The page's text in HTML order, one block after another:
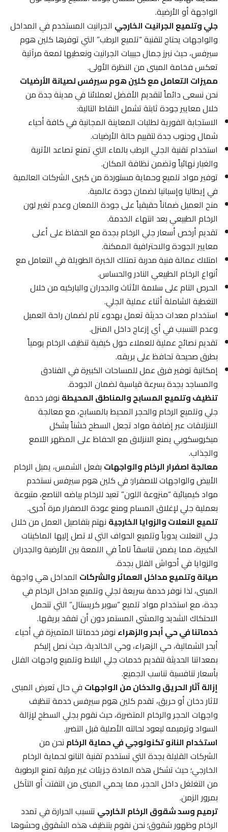
الواجهة أو الأرضية.
جلي وتلميع الجرانيت الخارجيالجرانيت المستخدم في المداخل
والواجهات يحتاج لتقنية “تلميع الرطب” التي توفرها كلين هوم
سيرفس، حيث نبرز جمال حبيبات الجرانيت ونعطيها لمعة مرآتية
تعكس فخامة المبنى من النظرة الأولى.
مميزات التعامل مع كلين هوم سيرفس لصيانة الأرضيات
نحن نسعى دائماً لتقديم الأفضل لعملائنا في مدينة جدة من
خلال معايير جودة ثابتة تشمل النقاط التالية:
الاستجابة الفورية لطلبات المعاينة المجانية في كافة أحياء
شمال وجنوب جدة لتقييم حالة الأرضيات.
استخدام تقنية الجلي الرطب بالماء التي تمنع تصاعد الأتربة
والغبار نهائياً وتضمن نظافة المكان.
توفير مواد تلميع وحماية مستوردة من كبرى الشركات العالمية
في إيطاليا وإسبانيا لضمان جودة عالمية.
منح العميل ضماناً حقيقياً على جودة اللمعان وعدم تغير لون
الرخام الطبيعي بعد انتهاء الخدمة.
تقديم أرخص أسعار جلي الرخام بجدة مع الحفاظ على أعلى
معايير الجودة والاحترافية الممكنة.
امتلاك عمالة فنية مدربة تمتلك الخبرة الطويلة في التعامل مع
أنواع الرخام الطبيعي النادر والحساس.
الحرص التام على سلامة الأثاث والجدران والباركيه من خلال
التغطية الشاملة أثناء عملية الجلي.
استخدام معدات حديثة تعمل بهدوء تام لضمان راحة العميل
وعدم التسبب في أي إزعاج داخل المنزل.
تقديم نصائح عملية للعملاء حول كيفية تنظيف الرخام يومياً
بطرق صحيحة تحافظ على بريقه.
إمكانية توفير فرق عمل للمساحات الكبيرة في الفنادق
والمساجد بجدة بسرعة قياسية لضمان الجودة.
تنظيف وتلميع المسابح والمناطق المحيطةنوفر خدمة
جلي وتلميع الرخام والحجر المحيط بالمسابح، مع معالجة
الانزلاقات عبر إضافة مواد تجعل السطح خشناً بشكل
ميكروسكوبي يمنع الانزلاق مع الحفاظ على المظهر اللامع
والجذاب.
معالجة اصفرار الرخام والواجهاتبفعل الشمس، يميل الرخام
الأبيض والواجهات للاصفرار؛ في كلين هوم سيرفس نستخدم
مواد كيميائية “منزوعة اللون” تعيد للرخام بياضه الناصع، متبوعة
بعملية جلي لإغلاق المسام ومنع عودة الاصفرار مرة أخرى.
تلميع النعلات والزوايا الخارجيةنهتم بتفاصيل العمل من خلال
جلي النعلات يدوياً وتلميع الحواف التي لا تصل إليها الماكينات
الكبيرة، مما يضمن تناسقاً تاماً في اللمعة بين الأرضية والجدران
والزوايا في أحواش الفلل بجدة.
صيانة وتلميع مداخل العمائر والشركاتالمداخل هي واجهة
المبنى، لذا نوفر خدمة سريعة لجلي وتلميع مداخل الرخام في
جدة، مع استخدام مواد تلميع “سوبر كريستال” التي تتحمل
الاحتكاك الشديد والمشي المستمر دون أن تفقد بريقها.
خدماتنا في حي أبحر والزهراءنوفر خدماتنا المتميزة في أحياء
أبحر الشمالية، حي الزهراء، وحي الخالدية، حيث نصل إليكم
بمعداتنا الحديثة لتقديم خدمات جلي البلاط وتلميع واجهات الفلل
بأسعار تنافسية تناسب الجميع.
إزالة آثار الحريق والدخان من الواجهاتفي حال تعرض المبنى
لآثار دخان أو حريق، تقدم كلين هوم سيرفس خدمة تنظيف
واجهات الحجر والرخام المتضررة، حيث نقوم بجلي السطح لإزالة
السواد وترميمه ليعود لحالته الأصلية قبل التضرر.
استخدام النانو تكنولوجي في حماية الرخامنحن من
الشركات القليلة بجدة التي تستخدم تقنية النانو لحماية الرخام
الخارجي؛ حيث تشكل هذه المادة جزيئات غير مرئية تمنع الرطوبة
من التغلغل داخل الحجر، مما يحمي المبنى من التفتت أو التآكل
بمرور الزمن.
ترميم وسد شقوق الرخام الخارجيتتسبب الحرارة في تمدد
الرخام وظهور شقوق؛ نحن نقوم بتنظيف هذه الشقوق وحشوها